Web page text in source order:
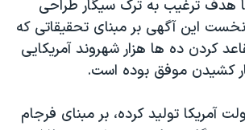
کادر رهبری ایران
هدف ترغیب به ترک سیگار طراحی
این آگهی بر مبنای تحقیقاتی که
کردن ده ها هزار شهروند آمریکایی
کشیدن موفق بوده است.
آمریکا تولید کرده، بر مبنای فرجام